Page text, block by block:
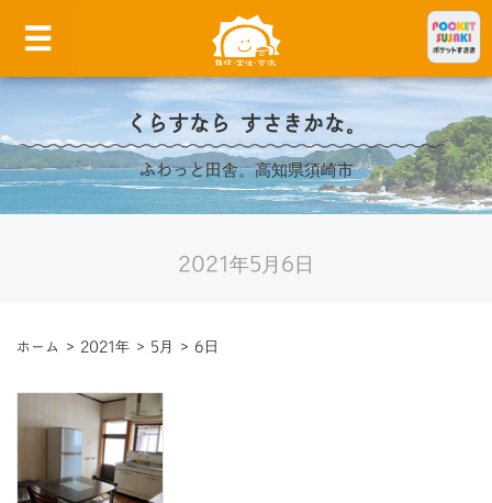
くらすなら すさきかな。
ふわっと田舎。高知県須崎市
2021年5月6日
ホーム > 2021年 > 5月 > 6日